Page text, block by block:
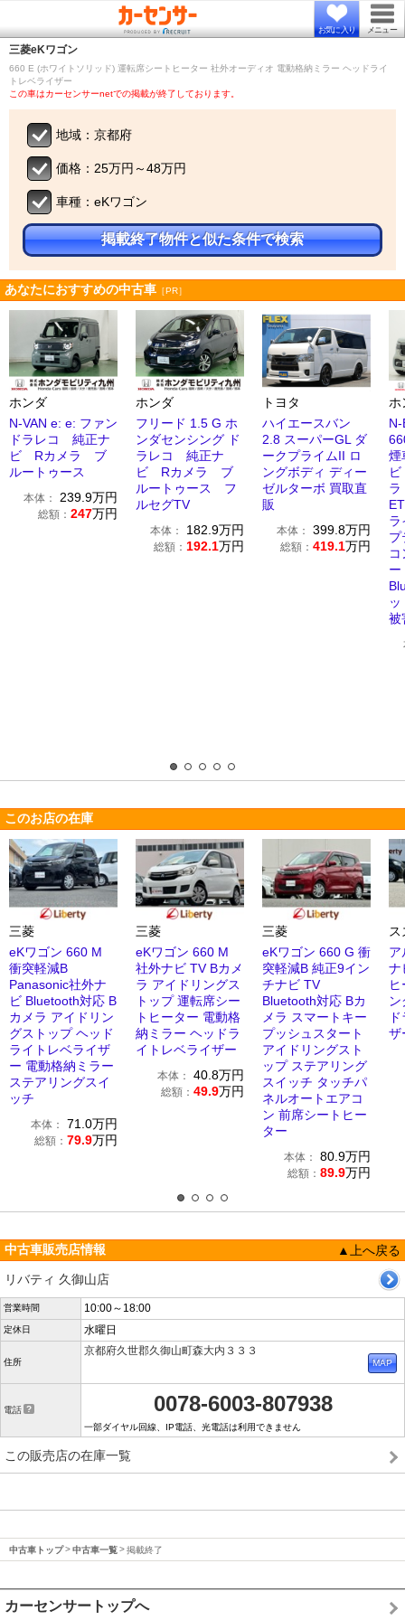
お気に入り メニュー
三菱eKワゴン
660 E (ホワイトソリッド) 運転席シートヒーター 社外オーディオ 電動格納ミラー ヘッドライ
トレベライザー
この車はカーセンサーnetでの掲載が終了しております。
地域：京都府
価格：25万円～48万円
車種：eKワゴン
掲載終了物件と似た条件で検索
あなたにおすすめの中古車 ［PR］
ホンダ
N-VAN e: e: ファン
ドラレコ 純正ナ
ビ Rカメラ ブ
ルートゥース
本体： 239.9万円
総額： 247万円
ホンダ
フリード 1.5 G ホ
ンダセンシング ド
ラレコ 純正ナ
ビ Rカメラ ブ
ルートゥース フ
ルセグTV
本体： 182.9万円
総額： 192.1万円
トヨタ
ハイエースバン
2.8 スーパーGL ダ
ークプライムII ロ
ングボディ ディー
ゼルターボ 買取直
販
本体： 399.8万円
総額： 419.1万円
ホ
プ
被
このお店の在庫
三菱
eKワゴン 660 M
衝突軽減B
Panasonic社外ナ
ビ Bluetooth対応 B
カメラ アイドリン
グストップ ヘッド
ライトレベライザ
ー 電動格納ミラー
ステアリングスイ
ッチ
本体： 71.0万円
総額： 79.9万円
三菱
eKワゴン 660 M
社外ナビ TV Bカメ
ラ アイドリングス
トップ 運転席シー
トヒーター 電動格
納ミラー ヘッドラ
イトレベライザー
本体： 40.8万円
総額： 49.9万円
三菱
eKワゴン 660 G 衝
突軽減B 純正9イン
チナビ TV
Bluetooth対応 Bカ
メラ スマートキー
プッシュスタート
アイドリングスト
ップ ステアリング
スイッチ タッチパ
ネルオートエアコ
ン 前席シートヒー
ター
本体： 80.9万円
総額： 89.9万円
ス
ア
ナ
ザ
中古車販売店情報
▲上へ戻る
リバティ 久御山店
営業時間 10:00～18:00
定休日 水曜日
住所
京都府久世郡久御山町森大内３３３
電話 0078-6003-807938
一部ダイヤル回線、IP電話、光電話は利用できません
この販売店の在庫一覧
中古車トップ 中古車一覧 掲載終了
カーセンサートップへ